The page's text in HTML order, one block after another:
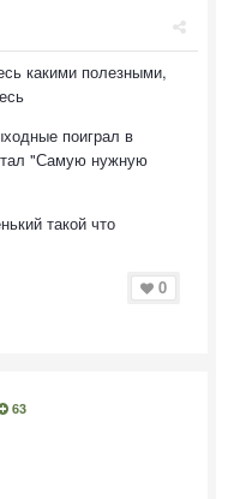
какими полезными,
поиграл в
"Самую нужную
такой что
0
63